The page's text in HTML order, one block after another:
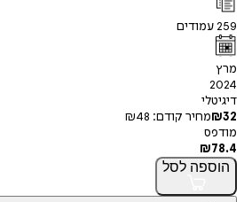
259עמודים
מרץ
2024
דיגיטלי
₪32 מחיר קודם: ₪48
מודפס
₪78.4
הוספה לסל